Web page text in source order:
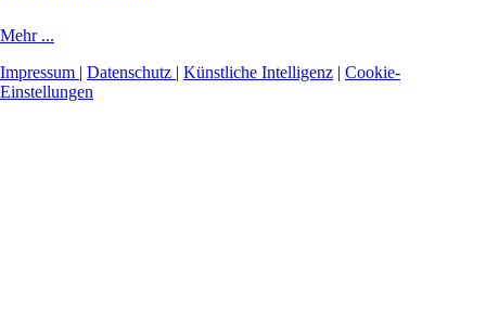
Mehr ...
Impressum | Datenschutz | Künstliche Intelligenz | Cookie-
Einstellungen